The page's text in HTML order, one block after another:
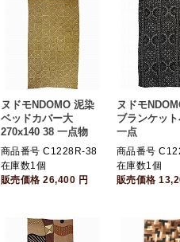
ヌドモNDOMO 泥染
ベッドカバー大
270x140 38 一点物
商品番号 C1228R-38
在庫数1個
販売価格26,400 円
ヌドモ
ブランケッ
一点
商品番号
在庫数1個
販売価格